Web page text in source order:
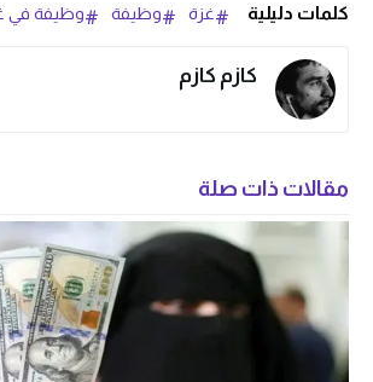
كلمات دليلية غزة وظيفة وظيفة في
كازم كازم
مقالات ذات صلة